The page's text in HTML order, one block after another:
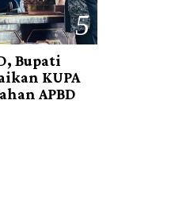
5
Bupati
KUPA
APBD